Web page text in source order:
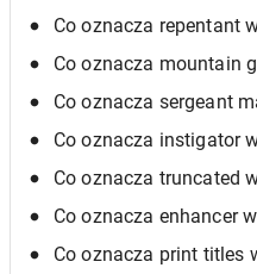
Co oznacza repentant
Co oznacza mountain
Co oznacza sergeant
Co oznacza instigator
Co oznacza truncated
Co oznacza enhancer
Co oznacza print titles